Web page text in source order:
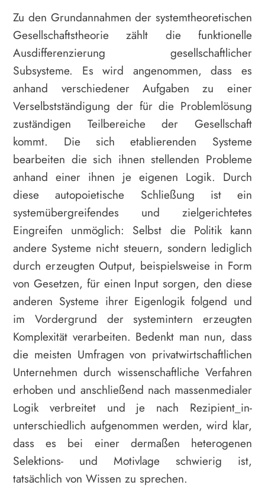
Zu den Grundannahmen der systemtheoretischen
Gesellschaftstheorie zählt die funktionelle
Ausdifferenzierung gesellschaftlicher
Subsysteme. Es wird angenommen, dass es
anhand verschiedener Aufgaben zu einer
Verselbstständigung der für die Problemlösung
zuständigen Teilbereiche der Gesellschaft
kommt. Die sich etablierenden Systeme
bearbeiten die sich ihnen stellenden Probleme
anhand einer ihnen je eigenen Logik. Durch
diese autopoietische Schließung ist ein
systemübergreifendes und zielgerichtetes
Eingreifen unmöglich: Selbst die Politik kann
andere Systeme nicht steuern, sondern lediglich
durch erzeugten Output, beispielsweise in Form
von Gesetzen, für einen Input sorgen, den diese
anderen Systeme ihrer Eigenlogik folgend und
im Vordergrund der systemintern erzeugten
Komplexität verarbeiten. Bedenkt man nun, dass
die meisten Umfragen von privatwirtschaftlichen
Unternehmen durch wissenschaftliche Verfahren
erhoben und anschließend nach massenmedialer
Logik verbreitet und je nach Rezipient_in­
unterschiedlich aufgenommen werden, wird klar,
dass es bei einer dermaßen heterogenen
Selektions- und Motivlage schwierig ist,
tatsächlich von Wissen zu sprechen.